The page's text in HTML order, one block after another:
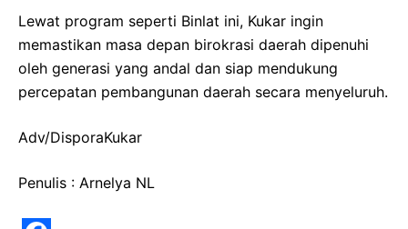
Lewat program seperti Binlat ini, Kukar ingin
memastikan masa depan birokrasi daerah dipenuhi
oleh generasi yang andal dan siap mendukung
percepatan pembangunan daerah secara menyeluruh.
Adv/DisporaKukar
Penulis : Arnelya NL